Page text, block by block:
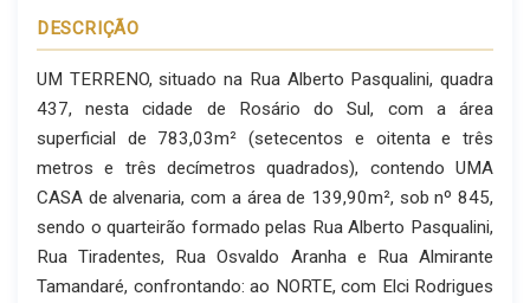
DESCRIÇÃO
UM TERRENO, situado na Rua Alberto Pasqualini, quadra
437, nesta cidade de Rosário do Sul, com a área
superficial de 783,03m² (setecentos e oitenta e três
metros e três decímetros quadrados), contendo UMA
CASA de alvenaria, com a área de 139,90m², sob nº 845,
sendo o quarteirão formado pelas Rua Alberto Pasqualini,
Rua Tiradentes, Rua Osvaldo Aranha e Rua Almirante
Tamandaré, confrontando: ao NORTE, com Elci Rodrigues